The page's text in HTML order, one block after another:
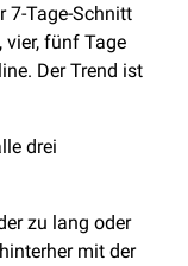
7-Tage-Schnitt
vier, fünf Tage
Der Trend ist
drei
zu lang oder
mit der